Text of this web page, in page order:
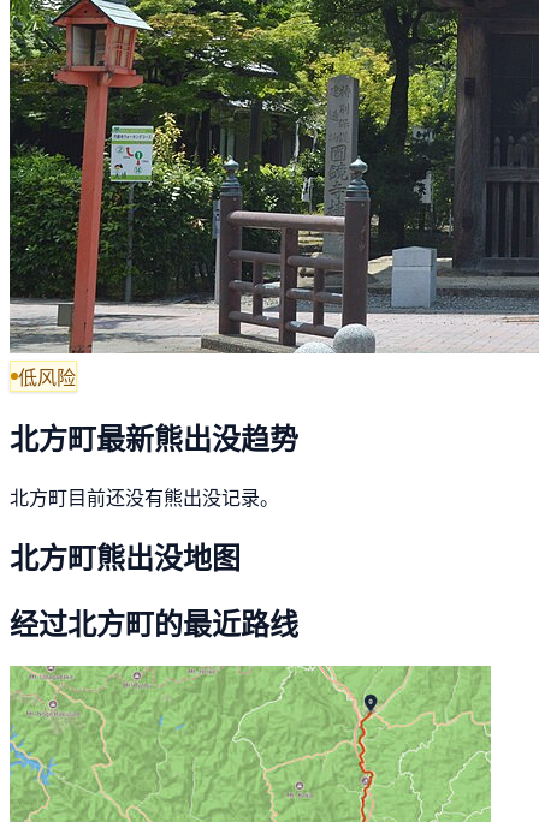
低风险
北方町最新熊出没趋势
北方町目前还没有熊出没记录。
北方町熊出没地图
经过北方町的最近路线